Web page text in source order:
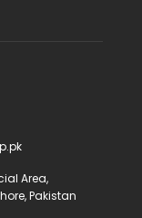
Area,
Pakistan